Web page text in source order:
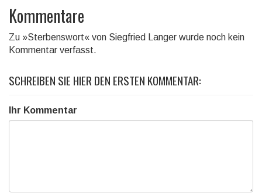
Kommentare
Zu »Sterbenswort« von Siegfried Langer wurde noch kein
Kommentar verfasst.
SCHREIBEN SIE HIER DEN ERSTEN KOMMENTAR:
Ihr Kommentar